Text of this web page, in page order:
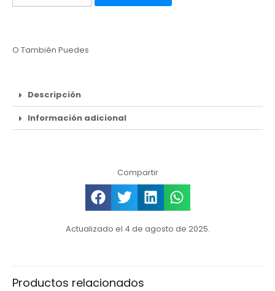
O También Puedes
Descripción
Información adicional
Compartir
Actualizado el 4 de agosto de 2025.
Productos relacionados